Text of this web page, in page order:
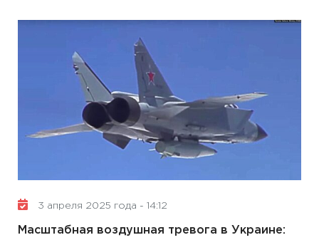
3 апреля 2025 года - 14:12
Масштабная воздушная тревога в Украине: